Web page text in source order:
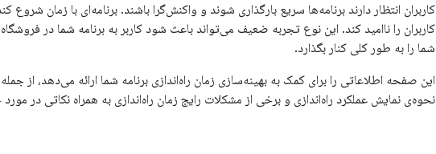
کاربران انتظار دارند برنامه‌ها سریع بارگذاری شوند و واکنش‌گرا باشند. برنامه‌ای با زمان شروع
شما را به طور کلی کنار بگذارد.
این صفحه اطلاعاتی را برای کمک به بهینه‌سازی زمان راه‌اندازی برنامه شما ارائه می‌دهد، از جمله
نحوه‌ی نمایش عملکرد راه‌اندازی و برخی از مشکلات رایج زمان راه‌اندازی به همراه نکاتی در